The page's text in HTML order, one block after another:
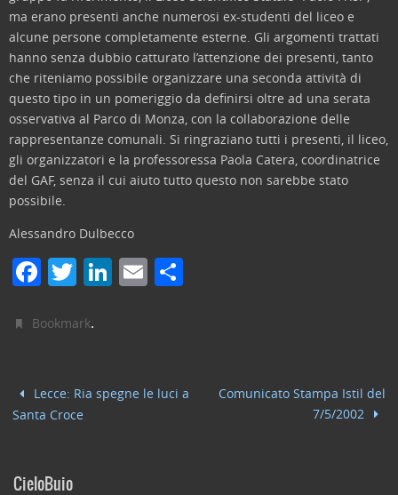
ma erano presenti anche numerosi ex-studenti del liceo e
alcune persone completamente esterne. Gli argomenti trattati
hanno senza dubbio catturato l’attenzione dei presenti, tanto
che riteniamo possibile organizzare una seconda attività di
questo tipo in un pomeriggio da definirsi oltre ad una serata
osservativa al Parco di Monza, con la collaborazione delle
rappresentanze comunali. Si ringraziano tutti i presenti, il liceo,
gli organizzatori e la professoressa Paola Catera, coordinatrice
del GAF, senza il cui aiuto tutto questo non sarebbe stato
possibile.
Alessandro Dulbecco
F
c
b
o
k
T
itt
Li
dI
n
E
vi
Bookmark.
Lecce: Ria spegne le luci a
Santa Croce
Comunicato Stampa Istil del
7/5/2002
CieloBuio